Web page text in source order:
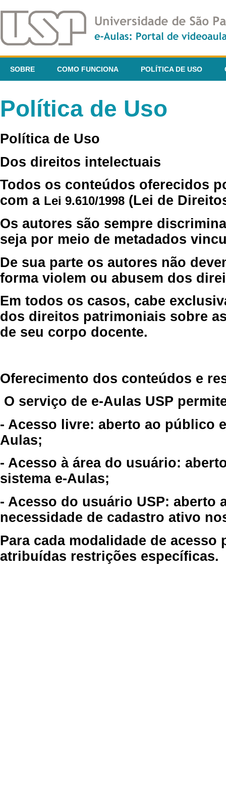
SOBRE COMO FUNCIONA POLÍTICA DE USO
Política de Uso
Política de Uso
Dos direitos intelectuais
Todos os conteúdos oferecidos
com a Lei 9.610/1998 (Lei de
Os autores são sempre
seja por meio de metadados
De sua parte os autores não
forma violem ou abusem dos
Em todos os casos, cabe
dos direitos patrimoniais sobre
de seu corpo docente.
Oferecimento dos conteúdos e
O serviço de e-Aulas USP
- Acesso livre: aberto ao público
Aulas;
- Acesso à área do usuário:
sistema e-Aulas;
- Acesso do usuário USP: aberto
necessidade de cadastro ativo
Para cada modalidade de
atribuídas restrições específicas.